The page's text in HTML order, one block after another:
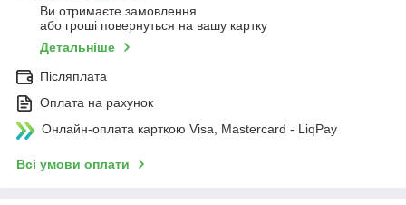
Ви отримаєте замовлення
або гроші повернуться на вашу картку
Детальніше
Післяплата
Оплата на рахунок
Онлайн-оплата карткою Visa, Mastercard - LiqPay
Всі умови оплати